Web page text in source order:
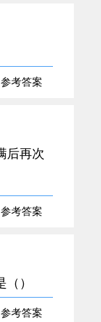
参考答案
后再次
参考答案
）
参考答案